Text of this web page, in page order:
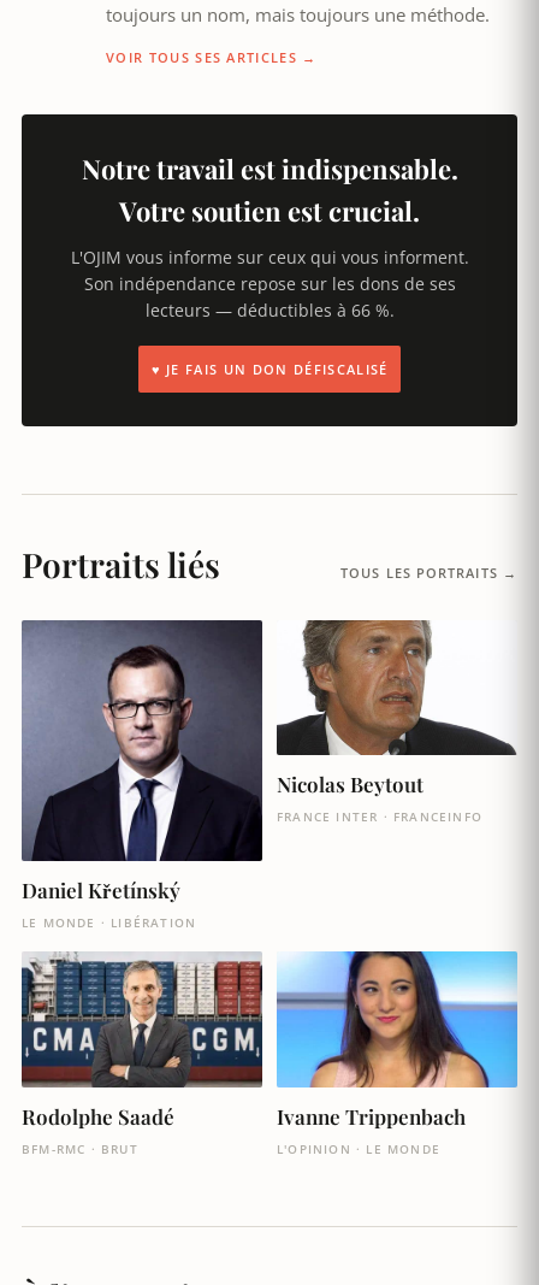
toujours un nom, mais toujours une méthode.
VOIR TOUS SES ARTICLES →
Notre travail est indispensable.
Votre soutien est crucial.
L'OJIM vous informe sur ceux qui vous informent.
Son indépendance repose sur les dons de ses
lecteurs — déductibles à 66 %.
♥ JE FAIS UN DON DÉFISCALISÉ
Portraits liés TOUS LES PORTRAITS →
Daniel Křetínský
LE MONDE · LIBÉRATION
Nicolas Beytout
FRANCE INTER · FRANCEINFO
Rodolphe Saadé
BFM-RMC · BRUT
Ivanne Trippenbach
L'OPINION · LE MONDE